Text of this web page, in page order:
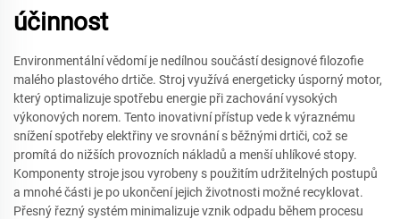
účinnost
Environmentální vědomí je nedílnou součástí designové filozofie
malého plastového drtiče. Stroj využívá energeticky úsporný motor,
který optimalizuje spotřebu energie při zachování vysokých
výkonových norem. Tento inovativní přístup vede k výraznému
snížení spotřeby elektřiny ve srovnání s běžnými drtiči, což se
promítá do nižších provozních nákladů a menší uhlíkové stopy.
Komponenty stroje jsou vyrobeny s použitím udržitelných postupů
a mnohé části je po ukončení jejich životnosti možné recyklovat.
Přesný řezný systém minimalizuje vznik odpadu během procesu